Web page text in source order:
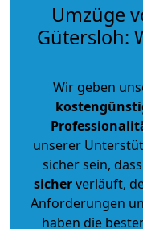
Umzüge
Gütersloh:
Wir geben
unserer
sicher sein,
sicherverläuft,
Anforderungen
haben die